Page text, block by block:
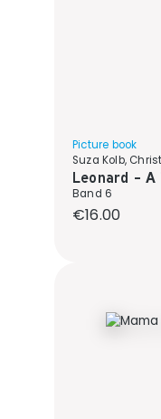
Picture book
Suza Kolb,
Leonard -
Band 6
Regular
€16.00